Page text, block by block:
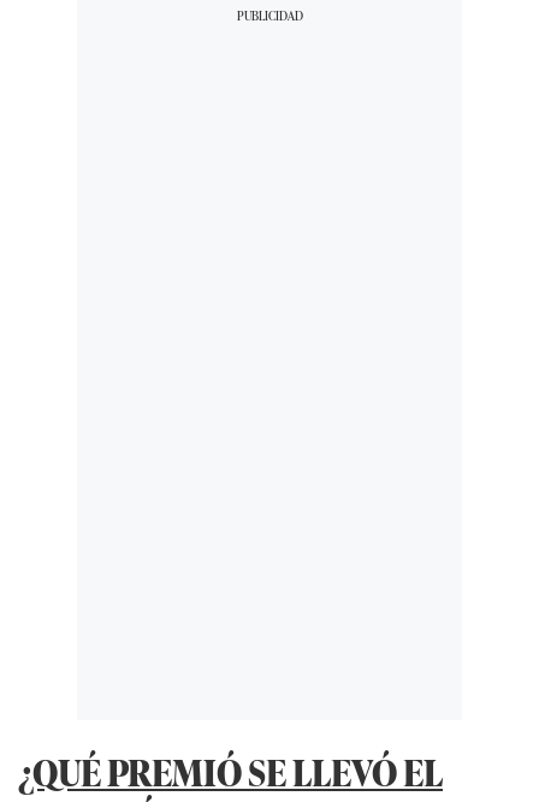
¿QUÉ PREMIÓ SE LLEVÓ EL